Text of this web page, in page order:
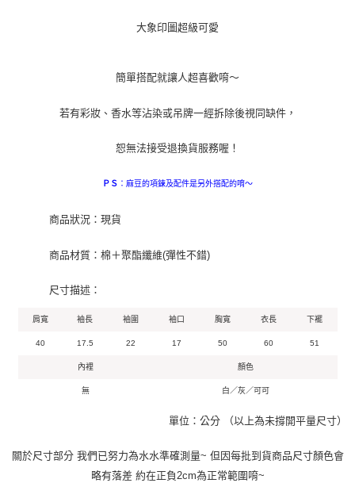
大象印圖超級可愛
簡單搭配就讓人超喜歡唷～
若有彩妝、香水等沾染或吊牌一經拆除後視同缺件，
恕無法接受退換貨服務喔！
ＰＳ ：麻豆的項鍊及配件是另外搭配的唷～
商品狀況：現貨
商品材質：棉＋聚酯纖維(彈性不錯)
尺寸描述：
肩寬 袖長 袖圍 袖口 胸寬 衣長 下襬
40 17.5 22 17 50 60 51
內裡 顏色
無 白／灰／可可
單位：公分 （以上為未撐開平量尺寸）
關於尺寸部分 我們已努力為水水準確測量~ 但因每批到貨商品尺寸顏色會
略有落差 約在正負2cm為正常範圍唷~